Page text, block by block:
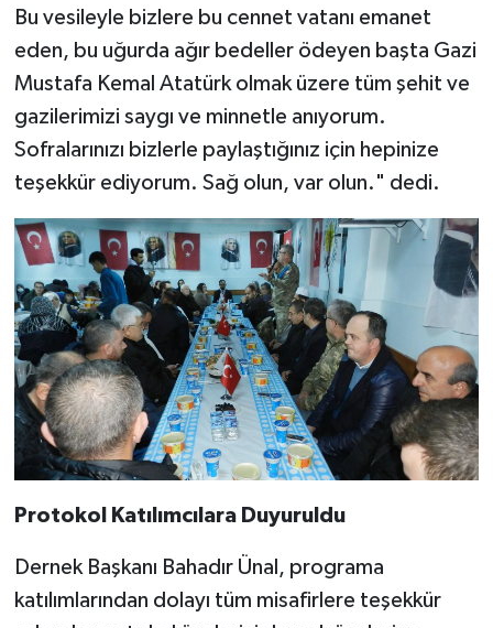
Bu vesileyle bizlere bu cennet vatanı emanet
eden, bu uğurda ağır bedeller ödeyen başta Gazi
Mustafa Kemal Atatürk olmak üzere tüm şehit ve
gazilerimizi saygı ve minnetle anıyorum.
Sofralarınızı bizlerle paylaştığınız için hepinize
teşekkür ediyorum. Sağ olun, var olun." dedi.
Protokol Katılımcılara Duyuruldu
Dernek Başkanı Bahadır Ünal, programa
katılımlarından dolayı tüm misafirlere teşekkür